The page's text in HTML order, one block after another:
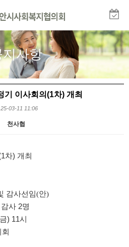
지사항
기 이사회의(1차) 개최
03-11 11:06
천사협
차) 개최
감사선임(안)
감사 2명
) 11시